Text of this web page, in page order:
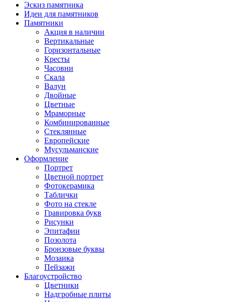
Эскиз памятника
Идеи для памятников
Памятники
Акция в наличии
Вертикальные
Горизонтальные
Кресты
Часовни
Скала
Валун
Двойные
Цветные
Мраморные
Комбинированные
Стеклянные
Европейские
Мусульманские
Оформление
Портрет
Цветной портрет
Фотокерамика
Таблички
Фото на стекле
Гравировка букв
Рисунки
Эпитафии
Позолота
Бронзовые буквы
Мозаика
Пейзажи
Благоустройство
Цветники
Надгробные плиты